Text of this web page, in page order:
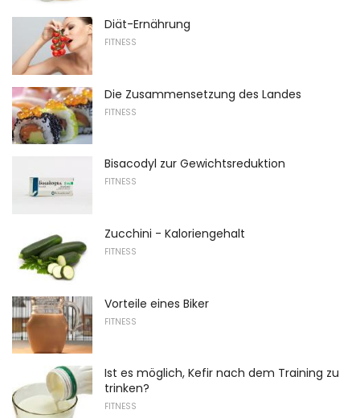
Diät-Ernährung
FITNESS
Die Zusammensetzung des Landes
FITNESS
Bisacodyl zur Gewichtsreduktion
FITNESS
Zucchini - Kaloriengehalt
FITNESS
Vorteile eines Biker
FITNESS
Ist es möglich, Kefir nach dem Training zu
trinken?
FITNESS